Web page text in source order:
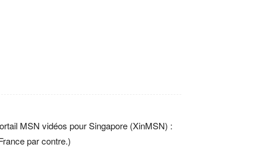
MSN vidéos pour Singapore (XinMSN) :
par contre.)